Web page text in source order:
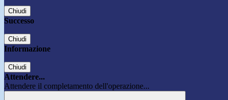
Chiudi
Successo
Chiudi
Informazione
Chiudi
Attendere...
Attendere il completamento dell'operazione...